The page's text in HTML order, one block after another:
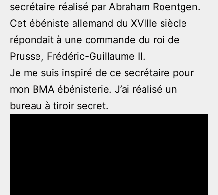
secrétaire réalisé par Abraham Roentgen.
Cet ébéniste allemand du XVIIIe siècle
répondait à une commande du roi de
Prusse, Frédéric-Guillaume II.
Je me suis inspiré de ce secrétaire pour
mon BMA ébénisterie. J’ai réalisé un
bureau à tiroir secret.